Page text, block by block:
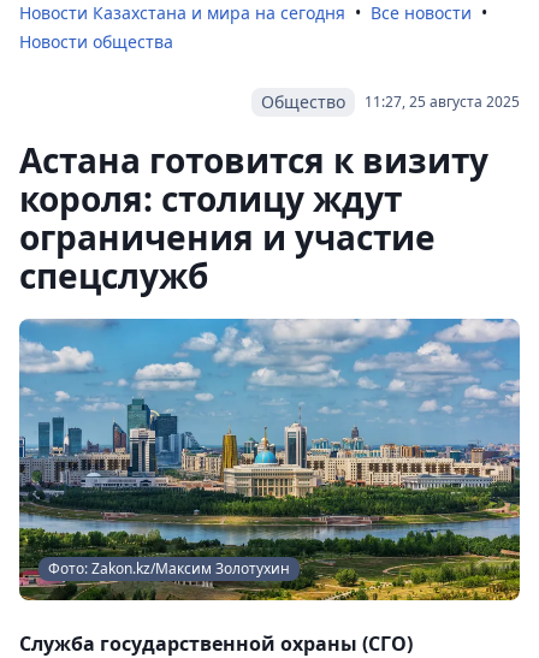
Новости Казахстана и мира на сегодня
Все новости
Новости общества
11:27, 25 августа 2025
Общество
Астана готовится к визиту
короля: столицу ждут
ограничения и участие
спецслужб
Фото: Zakon.kz/Максим Золотухин
Служба государственной охраны (СГО)